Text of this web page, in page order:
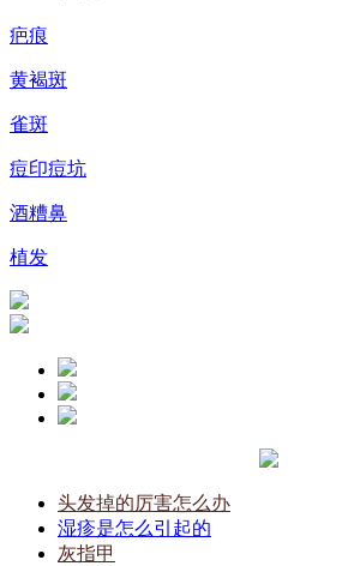
疤痕
黄褐斑
雀斑
痘印痘坑
酒糟鼻
植发
头发掉的厉害怎么办
湿疹是怎么引起的
灰指甲